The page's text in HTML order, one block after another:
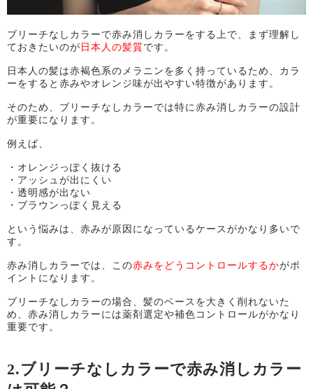
ブリーチなしカラーで赤み消しカラーをする上で、まず理解し
ておきたいのが 日本人の髪質です。
日本人の髪は赤褐色系のメラニンを多く持っているため、カラ
ーをすると赤みやオレンジ味が出やすい特徴があります。
そのため、ブリーチなしカラーでは特に赤み消しカラーの設計
が重要になります。
例えば、
・オレンジっぽく抜ける
・アッシュが出にくい
・透明感が出ない
・ブラウンっぽく見える
という悩みは、赤みが原因になっているケースがかなり多いで
す。
赤み消しカラーでは、この赤みをどうコントロールするかがポ
イントになります。
ブリーチなしカラーの場合、髪のベースを大きく削れないた
め、赤み消しカラーには薬剤選定や補色コントロールがかなり
重要です。
2.ブリーチなしカラーで赤み消しカラー